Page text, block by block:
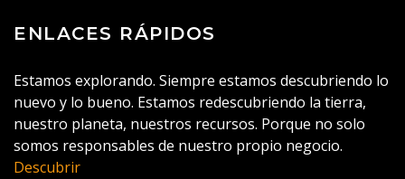
ENLACES RÁPIDOS
Estamos explorando. Siempre estamos descubriendo lo
nuevo y lo bueno. Estamos redescubriendo la tierra,
nuestro planeta, nuestros recursos. Porque no solo
somos responsables de nuestro propio negocio.
Descubrir